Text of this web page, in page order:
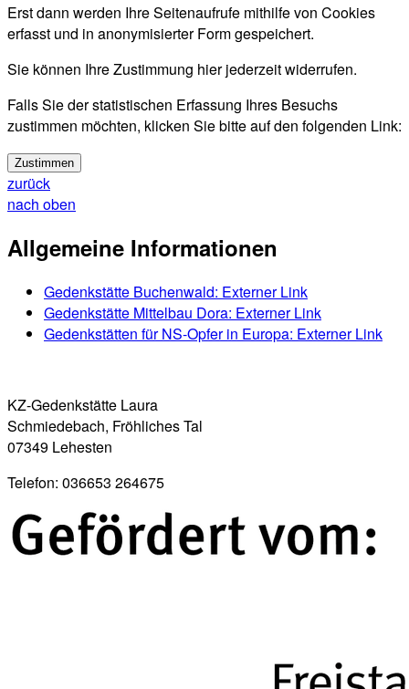
Erst dann werden Ihre Seitenaufrufe mithilfe von Cookies
erfasst und in anonymisierter Form gespeichert.
Sie können Ihre Zustimmung hier jederzeit widerrufen.
Falls Sie der statistischen Erfassung Ihres Besuchs
zustimmen möchten, klicken Sie bitte auf den folgenden Link:
Zustimmen
zurück
nach oben
Allgemeine Informationen
Gedenkstätte Buchenwald: Externer Link
Gedenkstätte Mittelbau Dora: Externer Link
Gedenkstätten für NS-Opfer in Europa: Externer Link
KZ-Gedenkstätte Laura
Schmiedebach, Fröhliches Tal
07349 Lehesten
Telefon: 036653 264675